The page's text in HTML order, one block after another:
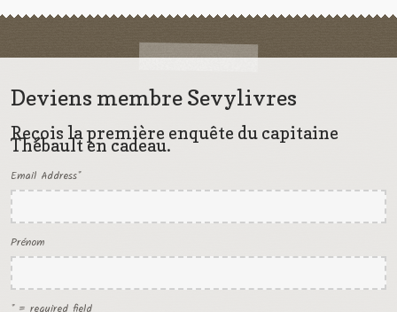
Deviens membre Sevylivres
Reçois la première enquête du capitaine
Thébault en cadeau.
Email Address*
Prénom
* = required field